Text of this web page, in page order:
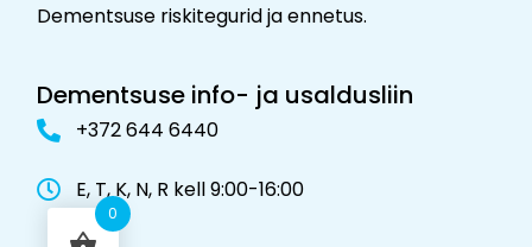
Dementsuse riskitegurid ja ennetus.
Dementsuse info- ja usaldusliin
+372 644 6440
E, T, K, N, R kell 9:00-16:00
0